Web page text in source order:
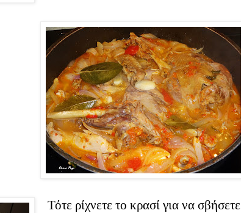
Τότε ρίχνετε το κρασί για να σβήσετε